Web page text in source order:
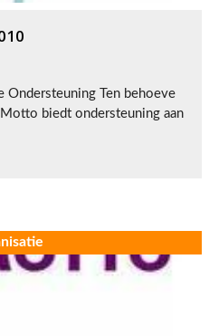
Ten behoeve
biedt ondersteuning aan